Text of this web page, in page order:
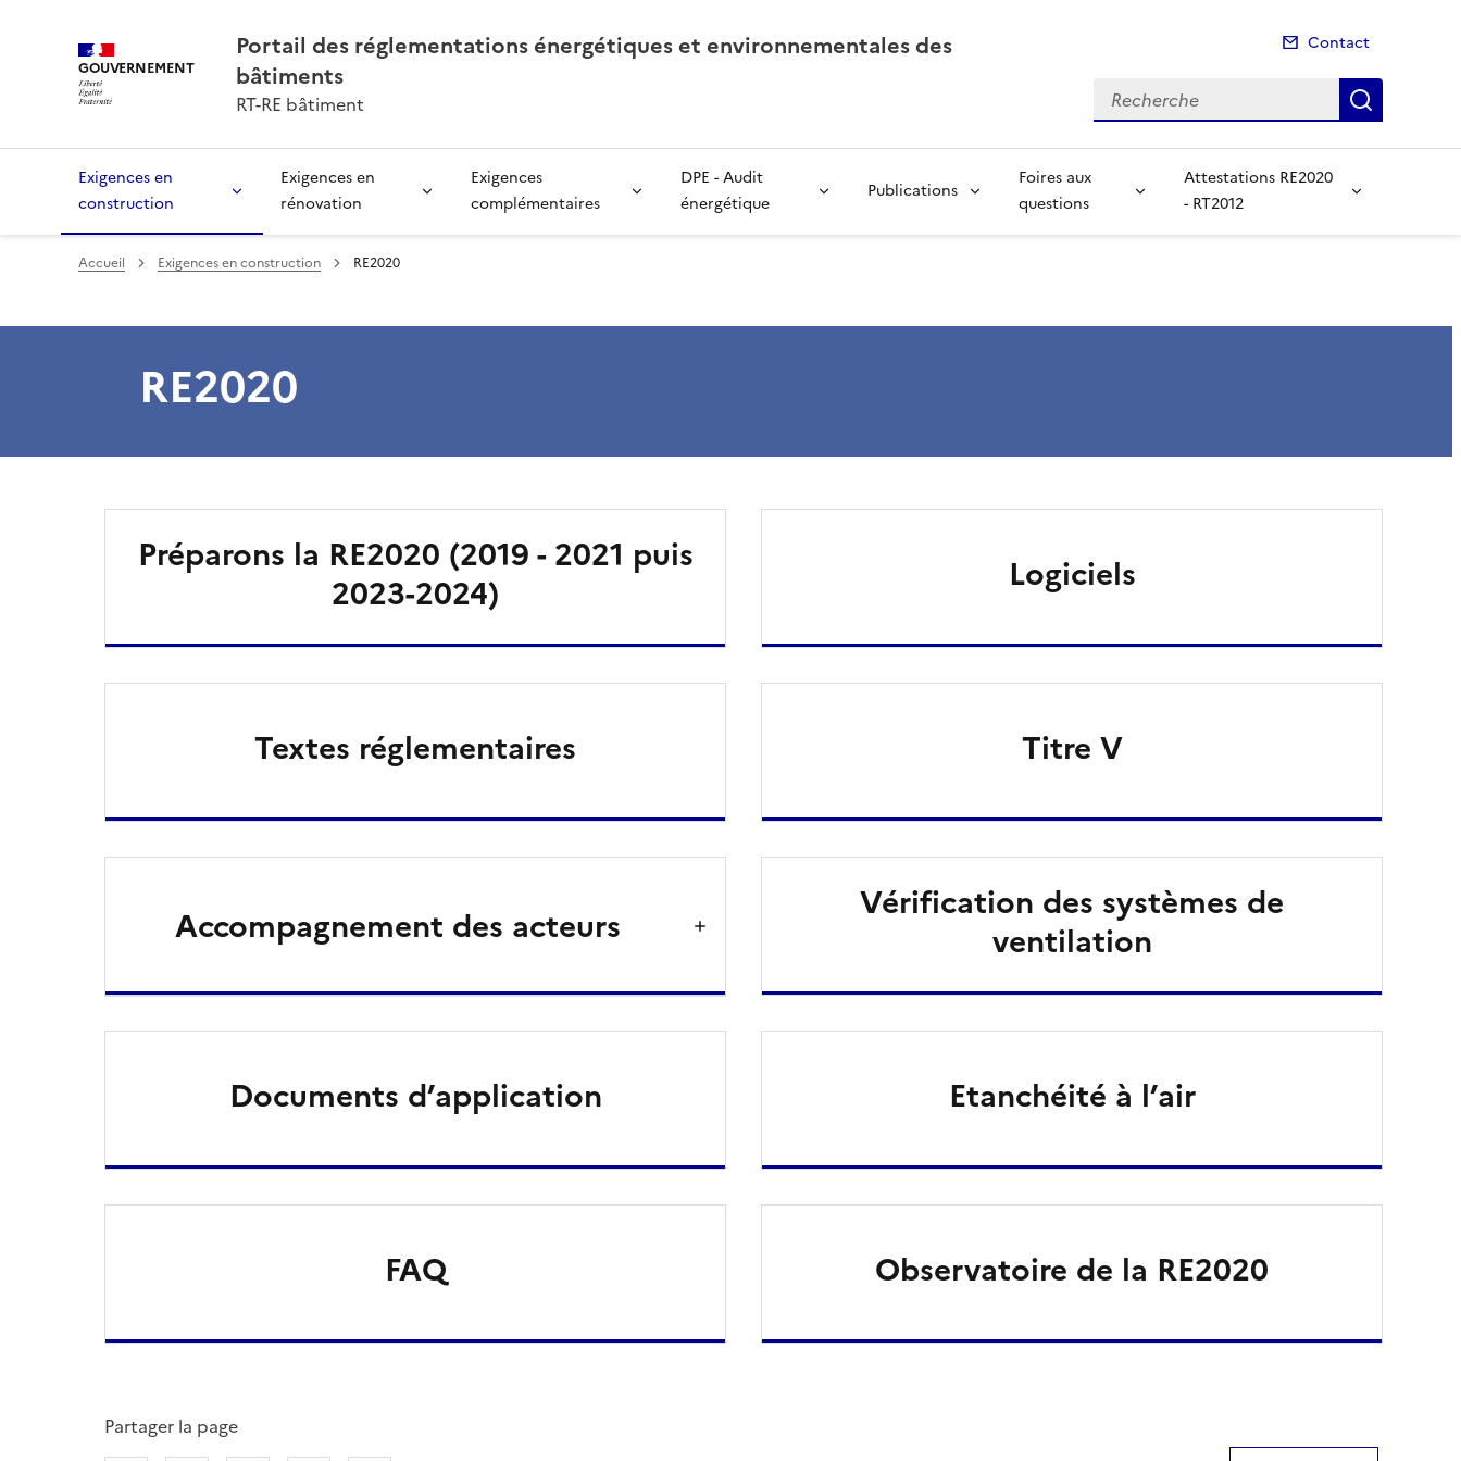
GOUVERNEMENT
Portail des réglementations énergétiques et environnementales des
bâtiments
RT-RE bâtiment
Contact
Recherche
Exigences en
construction
Exigences en
rénovation
Exigences
complémentaires
DPE - Audit
énergétique
Publications
Foires aux
questions
Attestations RE2020
- RT2012
Accueil Exigences en construction RE2020
RE2020
Préparons la RE2020 (2019 - 2021 puis
2023-2024)
Textes réglementaires
Accompagnement des acteurs
Documents d’application
FAQ
Logiciels
Titre V
Vérification des systèmes de
ventilation
Etanchéité à l’air
Observatoire de la RE2020
Partager la page